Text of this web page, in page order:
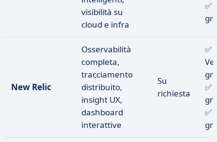
visibilità su
cloud e infra
✅
New Relic
Osservabilità
completa,
tracciamento
distribuito,
insight UX,
dashboard
interattive
Su
richiesta
✅
✅
✅